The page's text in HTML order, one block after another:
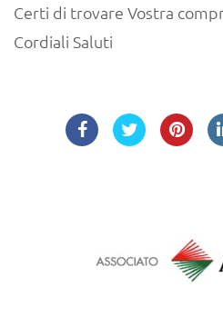
Certi di trovare Vostra
Cordiali Saluti